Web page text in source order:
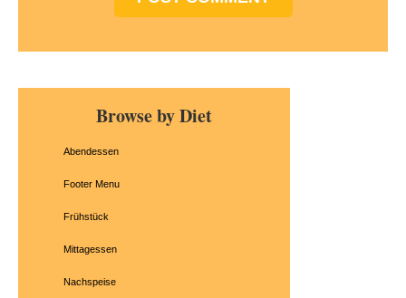
Primary
SidebarBrowse by Diet
Abendessen
Footer Menu
Frühstück
Mittagessen
Nachspeise